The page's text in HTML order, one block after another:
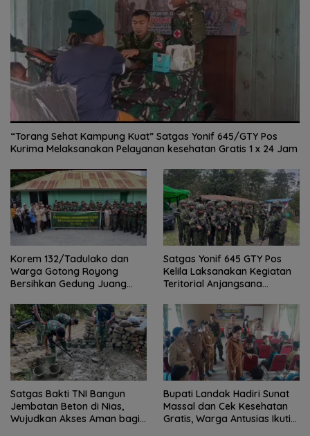
“Torang Sehat Kampung Kuat” Satgas Yonif 645/GTY Pos
Kurima Melaksanakan Pelayanan kesehatan Gratis 1 x 24 Jam
Korem 132/Tadulako dan
Warga Gotong Royong
Bersihkan Gedung Juang
Satgas Yonif 645 GTY Pos
Kelila Laksanakan Kegiatan
Teritorial Anjangsana
Lurah
Satgas Bakti TNI Bangun
Jembatan Beton di Nias,
Wujudkan Akses Aman bagi
Bupati Landak Hadiri Sunat
Massal dan Cek Kesehatan
Gratis, Warga Antusias Ikuti